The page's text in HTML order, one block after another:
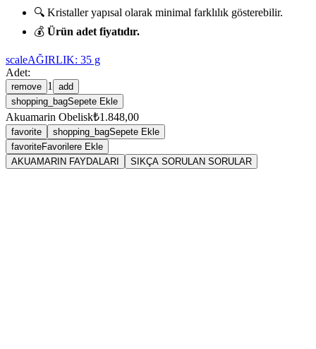
🔍 Kristaller yapısal olarak minimal farklılık gösterebilir.
💰 Ürün adet fiyatıdır.
scaleAĞIRLIK: 35 g
Adet:
remove 1
add
shopping_bagSepete Ekle
Akuamarin Obelisk₺1.848,00
favorite shopping_bagSepete Ekle
favoriteFavorilere Ekle
AKUAMARIN FAYDALARI
SIKÇA SORULAN SORULAR